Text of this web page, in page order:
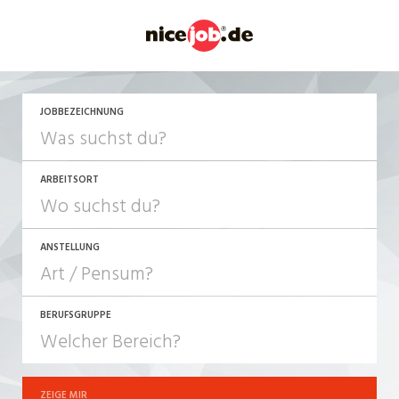
JOBBEZEICHNUNG
ARBEITSORT
ANSTELLUNG
JOB-TYP
Festanstellung
BERUFSGRUPPE
ZEIGE MIR